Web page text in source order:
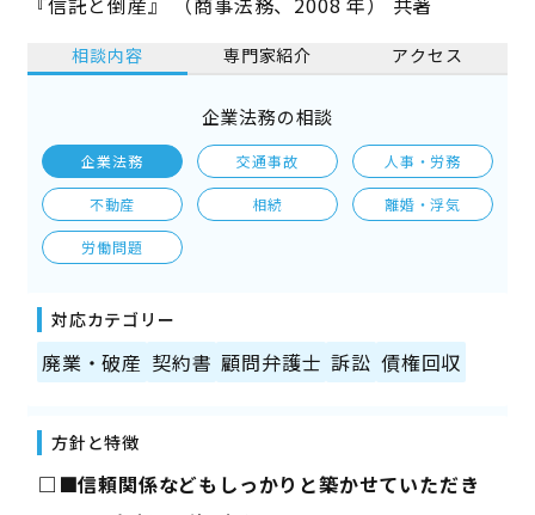
相談内容 専門家紹介 アクセス
企業法務の相談
企業法務 交通事故 人事・労務
不動産 相続 離婚・浮気
労働問題
対応カテゴリー
廃業・破産 契約書 顧問弁護士 訴訟 債権回収
方針と特徴
――□■信頼関係などもしっかりと築かせていただき